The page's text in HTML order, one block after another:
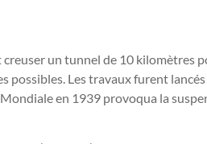
un tunnel de 10 kilomètres
possibles. Les travaux furent
en 1939 provoqua la